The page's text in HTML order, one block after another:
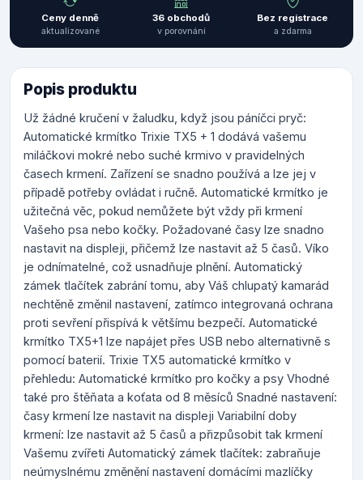
Ceny denně
aktualizované
36 obchodů
v porovnání
Bez registrace
a zdarma
Popis produktu
Už žádné kručení v žaludku, když jsou páníčci pryč:
Automatické krmítko Trixie TX5 + 1 dodává vašemu
miláčkovi mokré nebo suché krmivo v pravidelných
časech krmení. Zařízení se snadno používá a lze jej v
případě potřeby ovládat i ručně. Automatické krmítko je
užitečná věc, pokud nemůžete být vždy při krmení
Vašeho psa nebo kočky. Požadované časy lze snadno
nastavit na displeji, přičemž lze nastavit až 5 časů. Víko
je odnímatelné, což usnadňuje plnění. Automatický
zámek tlačítek zabrání tomu, aby Váš chlupatý kamarád
nechtěně změnil nastavení, zatímco integrovaná ochrana
proti sevření přispívá k většímu bezpečí. Automatické
krmítko TX5+1 lze napájet přes USB nebo alternativně s
pomocí baterií. Trixie TX5 automatické krmítko v
přehledu: Automatické krmítko pro kočky a psy Vhodné
také pro štěňata a koťata od 8 měsíců Snadné nastavení:
časy krmení lze nastavit na displeji Variabilní doby
krmení: lze nastavit až 5 časů a přizpůsobit tak krmení
Vašemu zvířeti Automatický zámek tlačítek: zabraňuje
neúmyslnému změnění nastavení domácími mazlíčky